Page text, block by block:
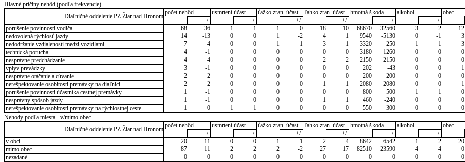
Hlavné príčiny nehôd (podľa frekvencie)
Diaľničné oddelenie PZ Žiar nad Hronom
počet nehôd usmrtení účast. ťažko zran. účast. ľahko zran. účast. hmotná škoda alkohol
obec
+/-
+/- +/- +/- +/- +/-
porušenie povinnosti vodiča
68 36 1 1 1 0 18 10 68670 32560 3 2 12
nedovolená rýchlosť jazdy
14 -13 0 0 1 -2 4 1 9540 -5130 0 -1 3
nedodržanie vzdialenosti medzi vozidlami
7 4 0 0 1 1 3 1 3320 250 1 1 3
technická porucha
4 -1 0 0 0 0 0 0 3180 1260 0 0 0
nesprávne predchádzanie
4 4 0 0 0 0 2 2 2150 2150 0 0 0
vplyv prevádzky
3 -1 0 0 0 0 0 0 202 -43 0 0 1
nesprávne otáčanie a cúvanie
2 2 0 0 0 0 0 0 200 200 0 0 0
nerešpektovanie osobitosti premávky na diaľnici
2 2 0 0 0 0 1 1 2080 2080 0 0 1
porušenie povinnosti účastníka cestnej premávky
1 -1 0 0 0 0 0 0 800 500 1 1 0
nesprávny spôsob jazdy
1 -1 0 0 0 0 1 1 460 -240 0 0 0
nerešpektovanie osobitosti premávky na rýchlostnej ceste
1 0 1 1 0 0 0 0 550 300 0 0 0
Nehody podľa miesta - v/mimo obec
Diaľničné oddelenie PZ Žiar nad Hronom
počet nehôd usmrtení účast. ťažko zran. účast. ľahko zran. účast. hmotná škoda alkohol
obec
+/-
+/- +/- +/- +/- +/-
v obci
20 11 0 0 1 1 2 -4 8642 6542 1 -2 20
mimo obec
87 11 2 2 2 -2 27 17 82510 23590 4 4 0
nezadané
0 0 0 0 0 0 0 0 0 0 0 0 0